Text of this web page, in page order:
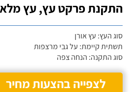
התקנת פרקט עץ, עץ מלא
סוג העץ: עץ אורן
תשתית קיימת: על גבי מרצפות
סוג התקנה: הנחה צפה
לצפייה בהצעות מחיר